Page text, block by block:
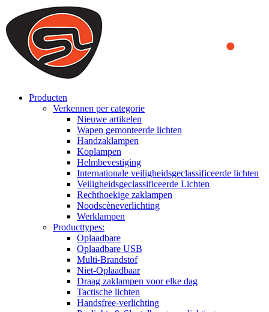
We use cookies to ensure that we provide you the best experience
on our website. By continuing to browse this website, you accept
that cookies are used to help us analyze how the website is used and
to offer you a better experience. To learn more or to find out how
you can disable cookies, you can access our
Producten
Verkennen per categorie
Nieuwe artikelen
Wapen gemonteerde lichten
Handzaklampen
Koplampen
Helmbevestiging
Internationale veiligheidsgeclassificeerde lichten
Veiligheidsgeclassificeerde Lichten
Rechthoekige zaklampen
Noodscèneverlichting
Werklampen
Producttypes:
Oplaadbare
Oplaadbare USB
Multi-Brandstof
Niet-Oplaadbaar
Draag zaklampen voor elke dag
Tactische lichten
Handsfree-verlichting